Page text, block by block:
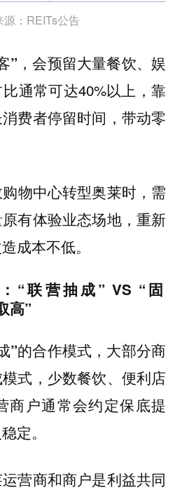
源：REITs公告
” ，会预留大量餐饮、娱
通常可达40%以上，靠
费者停留时间，带动零
物中心转型奥莱时，需
有体验业态场地，重新
成本不低。
“联营抽成” VS “固
高”
”的合作模式 ，大部分商
式，少数餐饮、便利店
商户通常会约定保底提
定。
营商和商户是利益共同